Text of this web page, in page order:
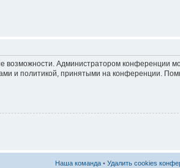
возможности. Администратором конференции
и политикой, принятыми на конференции.
Наша команда • Удалить cookies